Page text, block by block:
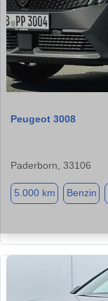
Peugeot 3008
Paderborn, 33106
5.000 km Benzin